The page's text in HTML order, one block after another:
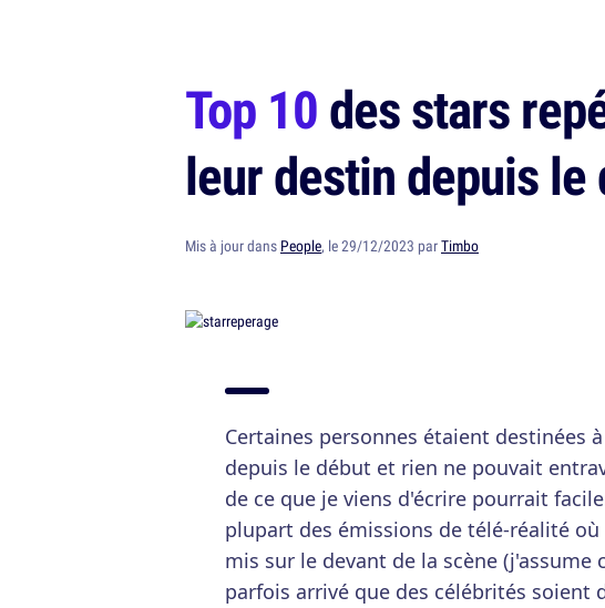
Top 10des stars
leur destin depuis le
Mis à jour dans People, le 29/12/2023 parTimbo
Certaines personnes étaient destinées
depuis le début et rien ne pouvait
de ce que je viens d'écrire pourrait
plupart des émissions de télé-réalité
mis sur le devant de la scène
parfois arrivé que des célébrités soient